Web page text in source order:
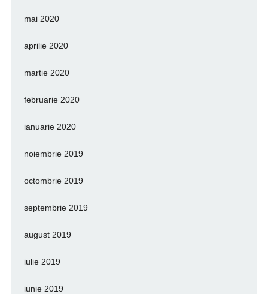
mai 2020
aprilie 2020
martie 2020
februarie 2020
ianuarie 2020
noiembrie 2019
octombrie 2019
septembrie 2019
august 2019
iulie 2019
iunie 2019